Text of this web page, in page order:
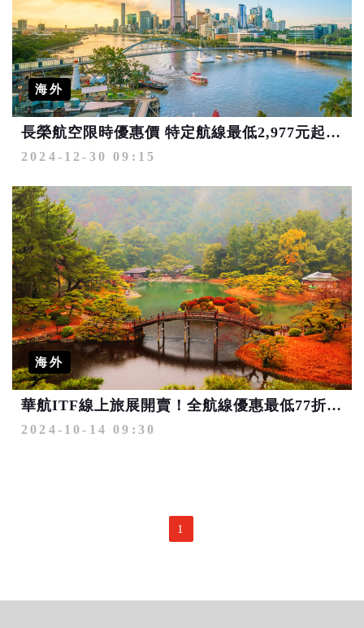
海外
長榮航空限時優惠價 特定航線最低2,977元起 共度美好佳節
2024-12-30 09:15
海外
華航ITF線上旅展開賣！全航線優惠最低77折起 購票再抽商務艙
2024-10-14 09:30
1